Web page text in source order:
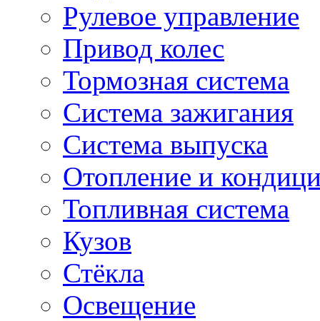
Рулевое управление
Привод колес
Тормозная система
Система зажигания
Система выпуска
Отопление и
Топливная система
Кузов
Стёкла
Освещение